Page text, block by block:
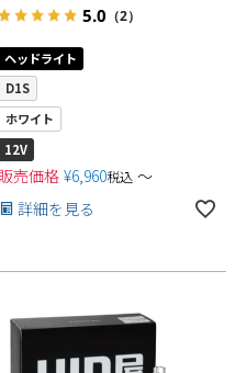
5.0 （2）
ヘッドライト
D1S
ホワイト
12V
販売価格 ¥6,960税込 〜
詳細を見る